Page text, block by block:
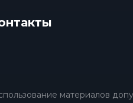
материалов